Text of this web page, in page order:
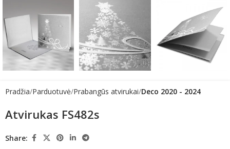
Pradžia Parduotuvė Prabangūs atvirukai Deco 2020 - 2024
Atvirukas FS482s
Share: